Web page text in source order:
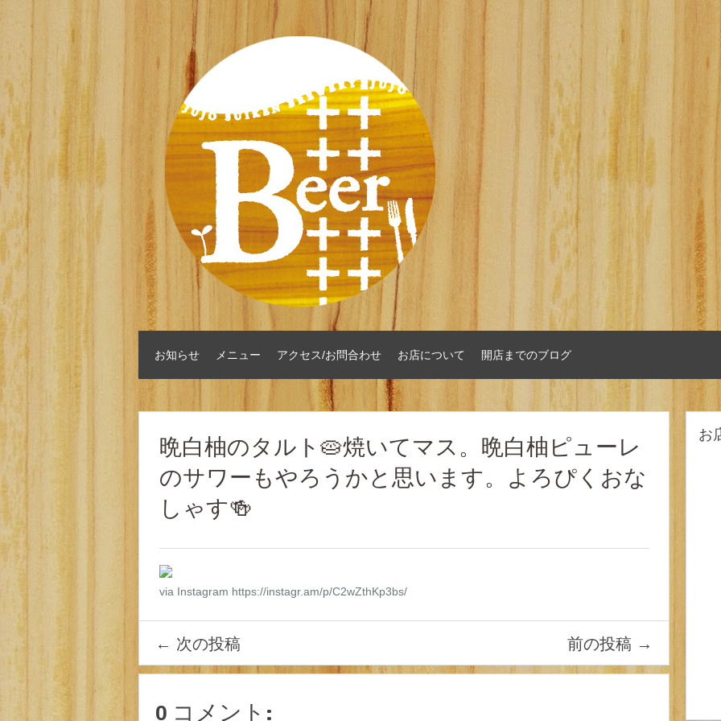
お知らせ メニュー アクセス/お問合わせ お店について 開店までのブログ
晩白柚のタルト🥧焼いてマス。晩白柚ピューレ
のサワーもやろうかと思います。よろぴくおな
しゃす🍻
via Instagram https://instagr.am/p/C2wZthKp3bs/
← 次の投稿 前の投稿 →
0 コメント:
お